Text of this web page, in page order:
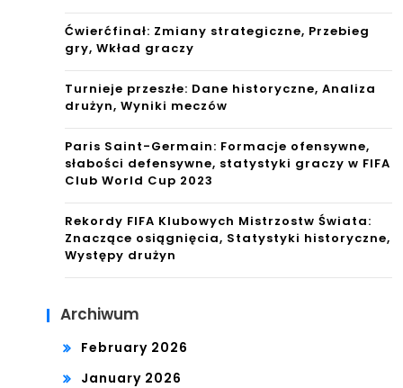
Ćwierćfinał: Zmiany strategiczne, Przebieg
gry, Wkład graczy
Turnieje przeszłe: Dane historyczne, Analiza
drużyn, Wyniki meczów
Paris Saint-Germain: Formacje ofensywne,
słabości defensywne, statystyki graczy w FIFA
Club World Cup 2023
Rekordy FIFA Klubowych Mistrzostw Świata:
Znaczące osiągnięcia, Statystyki historyczne,
Występy drużyn
Archiwum
February 2026
January 2026